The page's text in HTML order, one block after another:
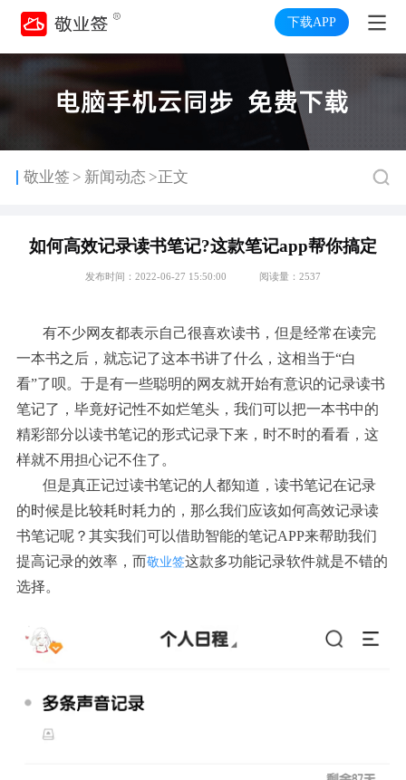
下载APP
敬业签 > 新闻动态 >正文
如何高效记录读书笔记?这款笔记app帮你搞定
发布时间：2022-06-27 15:50:00 阅读量：2537
有不少网友都表示自己很喜欢读书，但是经常在读完
一本书之后，就忘记了这本书讲了什么，这相当于“白
看”了呗。于是有一些聪明的网友就开始有意识的记录读书
笔记了，毕竟好记性不如烂笔头，我们可以把一本书中的
精彩部分以读书笔记的形式记录下来，时不时的看看，这
样就不用担心记不住了。
但是真正记过读书笔记的人都知道，读书笔记在记录
的时候是比较耗时耗力的，那么我们应该如何高效记录读
书笔记呢？其实我们可以借助智能的笔记APP来帮助我们
提高记录的效率，而敬业签这款多功能记录软件就是不错的
选择。